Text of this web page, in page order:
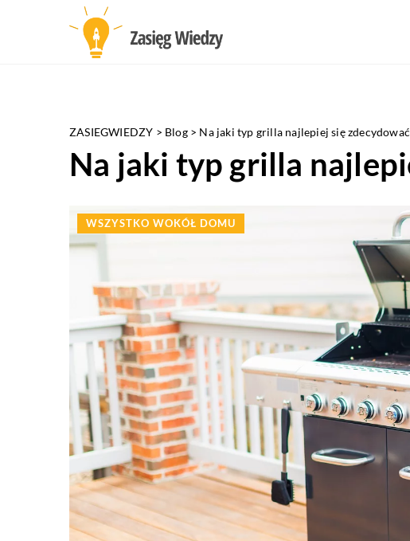
ZASIEGWIEDZY > Blog> Na jaki typ grilla najlepiej się
Na jaki typ grilla
WSZYSTKO WOKÓŁ DOMU